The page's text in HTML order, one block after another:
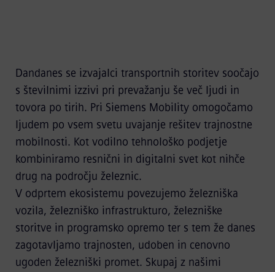
Dandanes se izvajalci transportnih storitev soočajo
s številnimi izzivi pri prevažanju še več ljudi in
tovora po tirih. Pri Siemens Mobility omogočamo
ljudem po vsem svetu uvajanje rešitev trajnostne
mobilnosti. Kot vodilno tehnološko podjetje
kombiniramo resnični in digitalni svet kot nihče
drug na področju železnic.
V odprtem ekosistemu povezujemo železniška
vozila, železniško infrastrukturo, železniške
storitve in programsko opremo ter s tem že danes
zagotavljamo trajnosten, udoben in cenovno
ugoden železniški promet. Skupaj z našimi